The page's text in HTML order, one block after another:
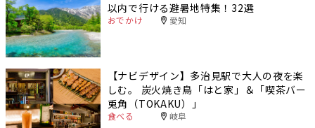
以内で行ける避暑地特集！32選
おでかけ 愛知
【ナビデザイン】多治見駅で大人の夜を楽
しむ。 炭火焼き鳥「はと家」＆「喫茶バー
兎角（TOKAKU）」
食べる 岐阜